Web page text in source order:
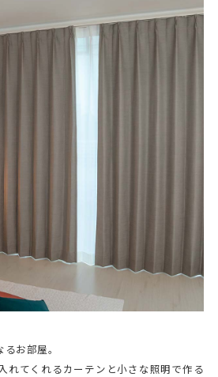
お部屋。
れてくれるカーテンと小さな照明で作る